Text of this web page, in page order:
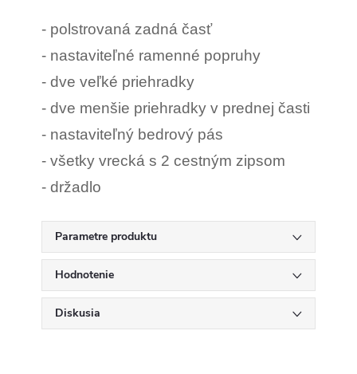
- polstrovaná zadná časť
- nastaviteľné ramenné popruhy
- dve veľké priehradky
- dve menšie priehradky v prednej časti
- nastaviteľný bedrový pás
- všetky vrecká s 2 cestným zipsom
- držadlo
Parametre produktu
Hodnotenie
Diskusia